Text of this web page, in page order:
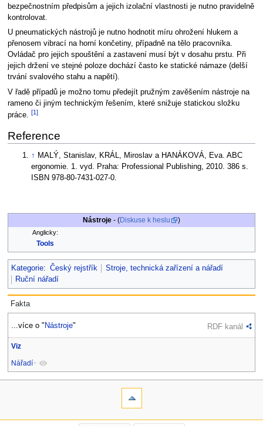
bezpečnostním předpisům a jejich izolační vlastnosti je nutno pravidelně
kontrolovat.
U pneumatických nástrojů je nutno hodnotit míru ohrožení hlukem a
přenosem vibrací na horní končetiny, případně na tělo pracovníka.
Ovládač pro jejich spouštění a zastavení musí být v dosahu prstu. Při
jejich držení ve stejné poloze dochází často ke statické námaze (delší
trvání svalového stahu a napětí).
V řadě případů je možno tomu předejít pružným zavěšením nástroje na
rameno či jiným technickým řešením, které snižuje statickou složku
práce.
[1]
Reference
↑ MALÝ, Stanislav, KRÁL, Miroslav a HANÁKOVÁ, Eva. ABC
ergonomie. 1. vyd. Praha: Professional Publishing, 2010. 386 s.
ISBN 978-80-7431-027-0.
Nástroje - (Diskuse k heslu )
Anglicky:
Tools
Kategorie: Český rejstřík
Stroje, technická zařízení a nářadí
Ruční nářadí
Fakta
...více o " Nástroje" RDF kanál
Viz
Nářadí+